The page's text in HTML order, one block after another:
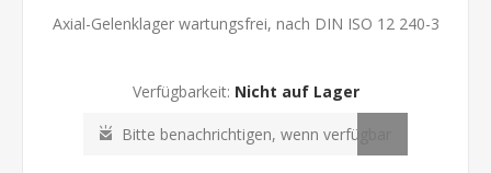
Axial-Gelenklager wartungsfrei, nach DIN ISO 12 240-3
Verfügbarkeit: Nicht auf Lager